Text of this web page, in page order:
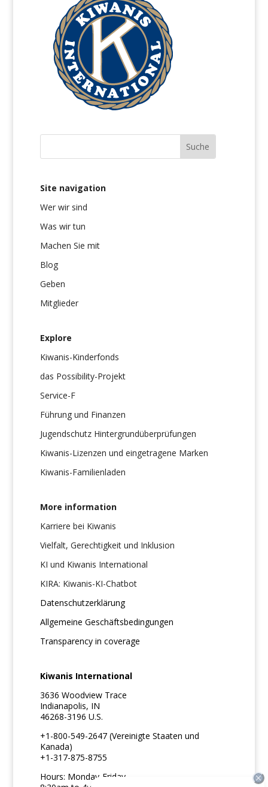
Site navigation
Wer wir sind
Was wir tun
Machen Sie mit
Blog
Geben
Mitglieder
Explore
Kiwanis-Kinderfonds
das Possibility-Projekt
Service-F
Führung und Finanzen
Jugendschutz Hintergrundüberprüfungen
Kiwanis-Lizenzen und eingetragene Marken
Kiwanis-Familienladen
More information
Karriere bei Kiwanis
Vielfalt, Gerechtigkeit und Inklusion
KI und Kiwanis International
KIRA: Kiwanis-KI-Chatbot
Datenschutzerklärung
Allgemeine Geschäftsbedingungen
Transparency in coverage
Kiwanis International
3636 Woodview Trace
Indianapolis, IN
46268-3196 U.S.
+1-800-549-2647 (Vereinigte Staaten und
Kanada)
+1-317-875-8755
Hours: Monday-Friday